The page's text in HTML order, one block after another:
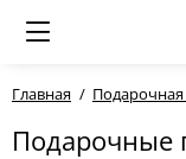
Главная Подарочная
Подарочные